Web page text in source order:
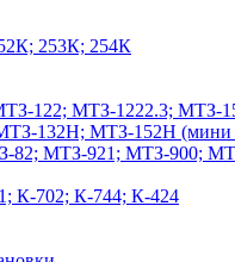
253К; 254К
122; МТЗ-1222.3; МТЗ-
132Н; МТЗ-152Н (мини
82; МТЗ-921; МТЗ-900;
К-702; К-744; К-424